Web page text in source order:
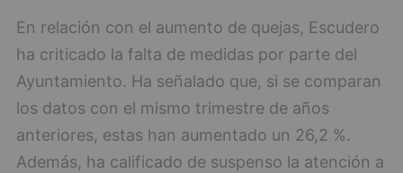
En relación con el aumento de quejas, Escudero
ha criticado la falta de medidas por parte del
Ayuntamiento. Ha señalado que, si se comparan
los datos con el mismo trimestre de años
anteriores, estas han aumentado un 26,2 %.
Además, ha calificado de suspenso la atención a